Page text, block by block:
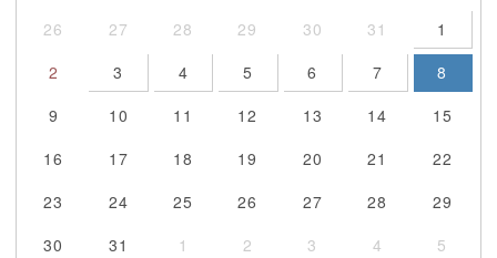
26 27 28 29 30 31
1
2
3 4 5 6 7
8
9
10 11 12 13 14
15
16
17 18 19 20 21
22
23
24 25 26 27 28
29
30
31 1 2 3 4 5